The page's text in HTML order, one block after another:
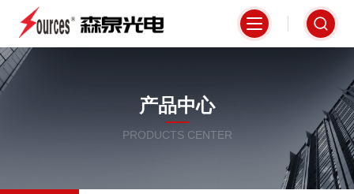
产品中心
PRODUCTS CENTER